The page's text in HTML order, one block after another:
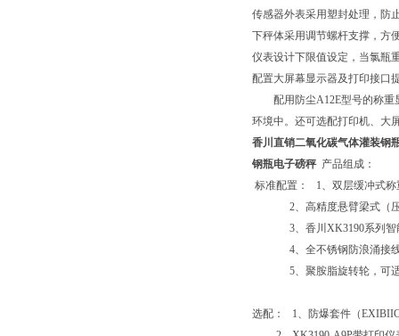
传感器外表采用塑封处理，防
下秤体采用调节螺杆支撑，方
仪表设计下限值设定，当氯瓶
配置大屏幕显示器及打印接口
配用防尘A12E型号的称重
环境中。还可选配打印机、大
香川直销二氧化碳气体灌装钢
钢瓶电子磅秤 产品组成：
标准配置： 1、双层缓冲式称
2、高精度悬臂梁式（压
3、香川XK3190系列智
4、全不锈钢防浪涌接
5、聚胺脂旋转轮，可适
选配： 1、防爆套件（